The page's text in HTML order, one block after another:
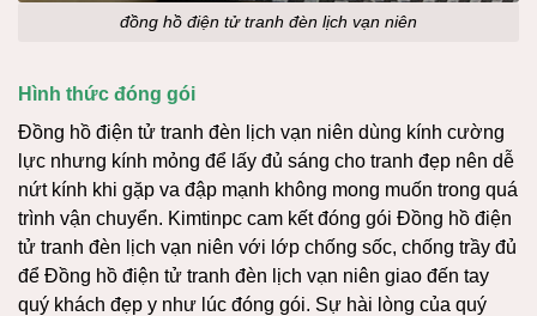
đồng hồ điện tử tranh đèn lịch vạn niên
Hình thức đóng gói
Đồng hồ điện tử tranh đèn lịch vạn niên dùng kính cường
lực nhưng kính mỏng để lấy đủ sáng cho tranh đẹp nên dễ
nứt kính khi gặp va đập mạnh không mong muốn trong quá
trình vận chuyển. Kimtinpc cam kết đóng gói Đồng hồ điện
tử tranh đèn lịch vạn niên với lớp chống sốc, chống trầy đủ
để Đồng hồ điện tử tranh đèn lịch vạn niên giao đến tay
quý khách đẹp y như lúc đóng gói. Sự hài lòng của quý